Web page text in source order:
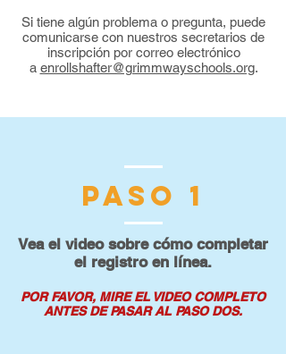
Si tiene algún problema o pregunta, puede
comunicarse con nuestros secretarios de
inscripción por correo electrónico
a enrollshafter@grimmwayschools.org.
PASO 1
Vea el video sobre cómo completar
el registro en línea.
POR FAVOR, MIRE EL VIDEO COMPLETO
ANTES DE PASAR AL PASO DOS.